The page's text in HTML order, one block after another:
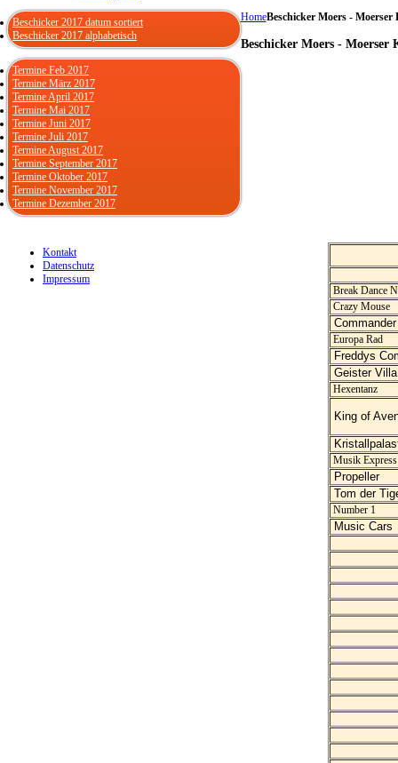
HomeBeschicker Moers - Moerser
Beschicker Moers - Moerser
Break Dance
Crazy Mouse
Europa Rad
Freddys
Geister Villa
Hexentanz
King of
Musik Express
Propeller
Tom der
Number 1
Music Cars
Beschicker 2017 datum sortiert
Beschicker 2017 alphabetisch
Termine Feb 2017
Termine März 2017
Termine April 2017
Termine Mai 2017
Termine Juni 2017
Termine Juli 2017
Termine August 2017
Termine September 2017
Termine Oktober 2017
Termine November 2017
Termine Dezember 2017
Kontakt
Datenschutz
Impressum